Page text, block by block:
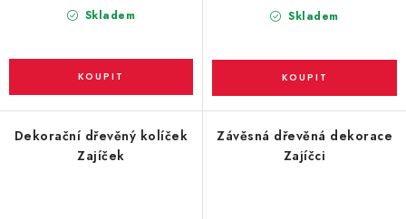
Skladem Skladem
Dekorační dřevěný kolíček
Zajíček
Závěsná dřevěná dekorace
Zajíčci